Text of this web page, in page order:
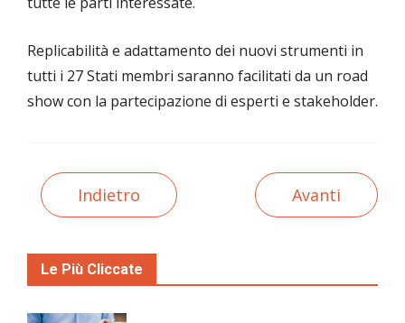
Replicabilità e adattamento dei nuovi strumenti in
tutti i 27 Stati membri saranno facilitati da un road
show con la partecipazione di esperti e stakeholder.
Indietro Avanti
Le Più Cliccate